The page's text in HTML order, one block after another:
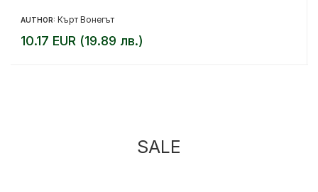
AUTHOR: Кърт Вонегът
10.17 EUR (19.89 лв.)
SALE